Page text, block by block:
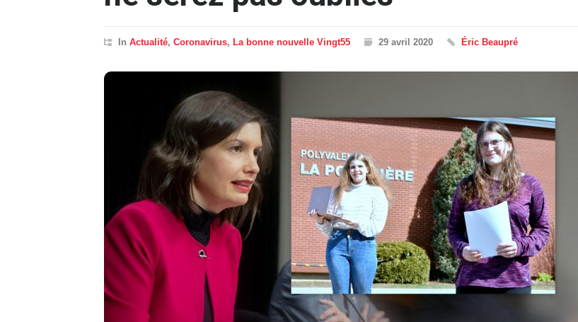
In Actualité, Coronavirus, La bonne nouvelle Vingt55 29 avril 2020 Éric Beaupré